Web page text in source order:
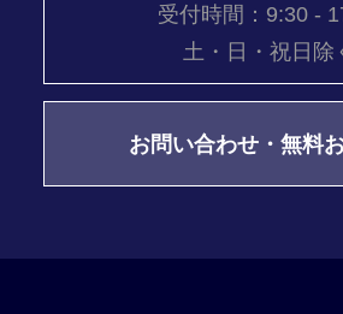
受付時間：9:30 -
土・日・祝日除
お問い合わせ・無料